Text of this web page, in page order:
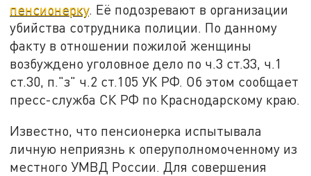
пенсионерку. Её подозревают в организации
убийства сотрудника полиции. По данному
факту в отношении пожилой женщины
возбуждено уголовное дело по ч.3 ст.33, ч.1
ст.30, п."з" ч.2 ст.105 УК РФ. Об этом сообщает
пресс-служба СК РФ по Краснодарскому краю.
Известно, что пенсионерка испытывала
личную неприязнь к оперуполномоченному из
местного УМВД России. Для совершения